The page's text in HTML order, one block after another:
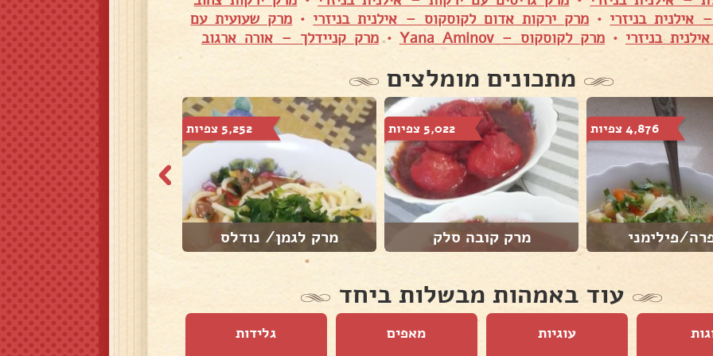
אילנית בניזרי•מרק ירקות אדום לקוסקוס – אילנית בניזרי•מרק שעועית עם
בניזרי •מרק לקוסקוס – Yana Aminov •מרק קניידלך – אורה ארגוב
מתכונים מומלצים
4,876 צפיות
פילימני
5,022 צפיות
מרק קובה סלק
5,252 צפיות
מרק לגמן/ נודלס
עוד באמהות מבשלות ביחד
עוגיות מאפים גלידות